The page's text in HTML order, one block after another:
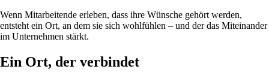
Wenn Mitarbeitende erleben, dass ihre Wünsche gehört werden,
entsteht ein Ort, an dem sie sich wohlfühlen – und der das Miteinander
im Unternehmen stärkt.
Ein Ort, der verbindet